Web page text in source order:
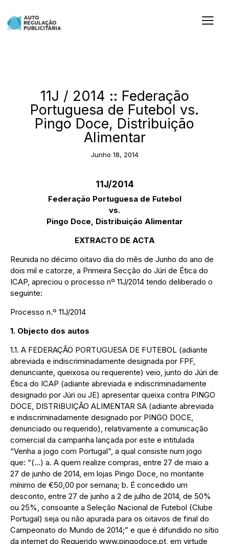
11J / 2014 :: Federação
Portuguesa de Futebol vs.
Pingo Doce, Distribuição
Alimentar
Junho 18, 2014
11J/2014
Federação Portuguesa de Futebol
vs.
Pingo Doce, Distribuição Alimentar
EXTRACTO DE ACTA
Reunida no décimo oitavo dia do mês de Junho do ano de
dois mil e catorze, a Primeira Secção do Júri de Ética do
ICAP, apreciou o processo nº 11J/2014 tendo deliberado o
seguinte:
Processo n.º 11J/2014
1. Objecto dos autos
1.1. A FEDERAÇÃO PORTUGUESA DE FUTEBOL (adiante
abreviada e indiscriminadamente designada por FPF,
denunciante, queixosa ou requerente) veio, junto do Júri de
Ética do ICAP (adiante abreviada e indiscriminadamente
designado por Júri ou JE) apresentar queixa contra PINGO
DOCE, DISTRIBUIÇÃO ALIMENTAR SA (adiante abreviada
e indiscriminadamente designado por PINGO DOCE,
denunciado ou requerido), relativamente a comunicação
comercial da campanha lançada por este e intitulada
“Venha a jogo com Portugal”, a qual consiste num jogo
que: “(…) a. A quem realize compras, entre 27 de maio a
27 de junho de 2014, em lojas Pingo Doce, no montante
mínimo de €50,00 por semana; b. É concedido um
desconto, entre 27 de junho a 2 de julho de 2014, de 50%
ou 25%, consoante a Seleção Nacional de Futebol (Clube
Portugal) seja ou não apurada para os oitavos de final do
Campeonato do Mundo de 2014;” e que é difundido no sítio
da internet do Requerido www.pingodoce.pt, em virtude